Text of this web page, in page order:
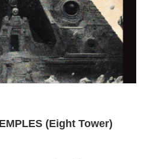
(Eight Tower)